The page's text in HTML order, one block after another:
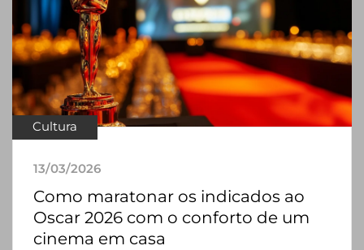
Cultura
13/03/2026
Como maratonar os indicados ao
Oscar 2026 com o conforto de um
cinema em casa